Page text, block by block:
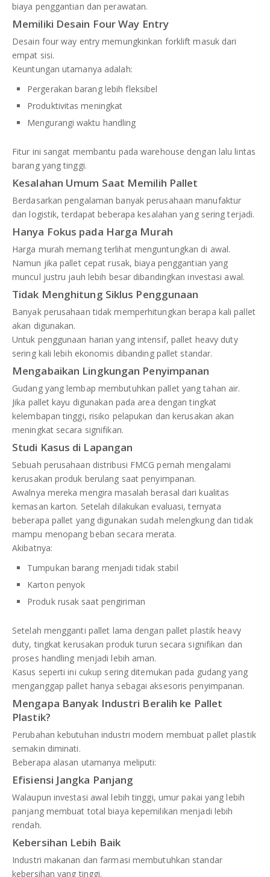
biaya penggantian dan perawatan.
Memiliki Desain Four Way Entry
Desain four way entry memungkinkan forklift masuk dari
empat sisi.
Keuntungan utamanya adalah:
Pergerakan barang lebih fleksibel
Produktivitas meningkat
Mengurangi waktu handling
Fitur ini sangat membantu pada warehouse dengan lalu lintas
barang yang tinggi.
Kesalahan Umum Saat Memilih Pallet
Berdasarkan pengalaman banyak perusahaan manufaktur
dan logistik, terdapat beberapa kesalahan yang sering terjadi.
Hanya Fokus pada Harga Murah
Harga murah memang terlihat menguntungkan di awal.
Namun jika pallet cepat rusak, biaya penggantian yang
muncul justru jauh lebih besar dibandingkan investasi awal.
Tidak Menghitung Siklus Penggunaan
Banyak perusahaan tidak memperhitungkan berapa kali pallet
akan digunakan.
Untuk penggunaan harian yang intensif, pallet heavy duty
sering kali lebih ekonomis dibanding pallet standar.
Mengabaikan Lingkungan Penyimpanan
Gudang yang lembap membutuhkan pallet yang tahan air.
Jika pallet kayu digunakan pada area dengan tingkat
kelembapan tinggi, risiko pelapukan dan kerusakan akan
meningkat secara signifikan.
Studi Kasus di Lapangan
Sebuah perusahaan distribusi FMCG pernah mengalami
kerusakan produk berulang saat penyimpanan.
Awalnya mereka mengira masalah berasal dari kualitas
kemasan karton. Setelah dilakukan evaluasi, ternyata
beberapa pallet yang digunakan sudah melengkung dan tidak
mampu menopang beban secara merata.
Akibatnya:
Tumpukan barang menjadi tidak stabil
Karton penyok
Produk rusak saat pengiriman
Setelah mengganti pallet lama dengan pallet plastik heavy
duty, tingkat kerusakan produk turun secara signifikan dan
proses handling menjadi lebih aman.
Kasus seperti ini cukup sering ditemukan pada gudang yang
menganggap pallet hanya sebagai aksesoris penyimpanan.
Mengapa Banyak Industri Beralih ke Pallet
Plastik?
Perubahan kebutuhan industri modern membuat pallet plastik
semakin diminati.
Beberapa alasan utamanya meliputi:
Efisiensi Jangka Panjang
Walaupun investasi awal lebih tinggi, umur pakai yang lebih
panjang membuat total biaya kepemilikan menjadi lebih
rendah.
Kebersihan Lebih Baik
Industri makanan dan farmasi membutuhkan standar
kebersihan yang tinggi.